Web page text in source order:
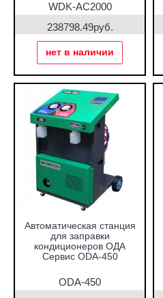
WDK-AC2000
238798.49руб.
нет в наличии
Автоматическая станция
для заправки
кондиционеров ОДА
Сервис ODA-450
ODA-450